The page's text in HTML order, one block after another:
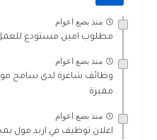
منذ بضع اعوام
مطلوب امين مستودع
منذ بضع اعوام
وظائف شاغرة لدى سامح
مميزة
منذ بضع اعوام
اعلان توظيف في اربد مول